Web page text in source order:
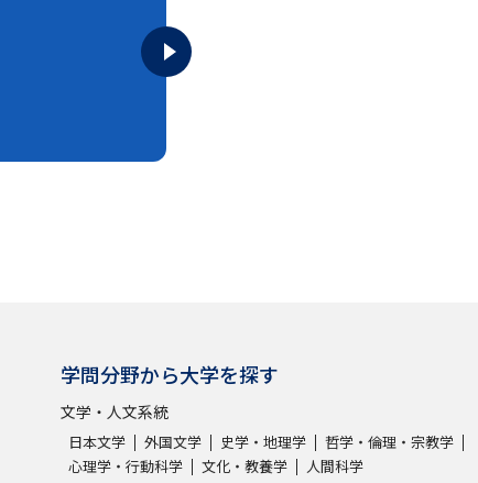
新学年スタート号特集ページ（高2生用）
SELFBRAND特集ページ
オープンキャンパスなどを調べる
志望校・出願校を調べる
併願校選び 受験スケジュールを立てよう
学問分野から大学を探す
文学・人文系統
日本文学 外国文学 史学・地理学
哲学・倫理・宗教学
心理学・行動科学
文化・教養学 人間科学